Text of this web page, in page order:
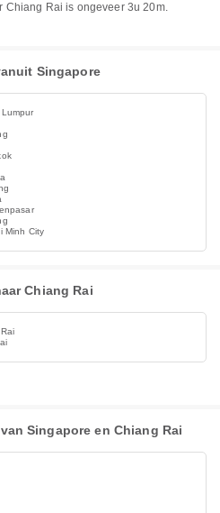
Chiang Rai is ongeveer 3u 20m.
Singapore
Minh City
Chiang Rai
Singapore en Chiang Rai